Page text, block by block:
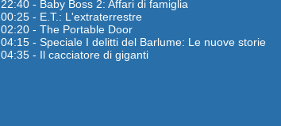
22:40 - Baby Boss 2: Affari di famiglia
00:25 - E.T.: L'extraterrestre
02:20 - The Portable Door
04:15 - Speciale I delitti del Barlume: Le nuove storie
04:35 - Il cacciatore di giganti